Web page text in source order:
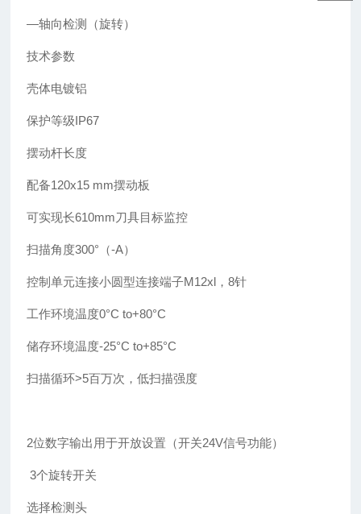
—轴向检测（旋转）
技术参数
壳体电镀铝
保护等级IP67
摆动杆长度
配备120x15 mm摆动板
可实现长610mm刀具目标监控
扫描角度300°（-A）
控制单元连接小圆型连接端子M12xl，8针
工作环境温度0°C to+80°C
储存环境温度-25°C to+85°C
扫描循环>5百万次，低扫描强度
2位数字输出用于开放设置（开关24V信号功能）
3个旋转开关
选择检测头